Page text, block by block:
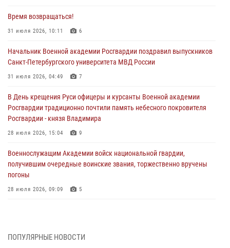
Время возвращаться!
31 июля 2026, 10:11 6
Начальник Военной академии Росгвардии поздравил выпускников
Санкт-Петербургского университета МВД России
31 июля 2026, 04:49 7
В День крещения Руси офицеры и курсанты Военной академии
Росгвардии традиционно почтили память небесного покровителя
Росгвардии - князя Владимира
28 июля 2026, 15:04 9
Военнослужащим Академии войск национальной гвардии,
получившим очередные воинские звания, торжественно вручены
погоны
28 июля 2026, 09:09 5
27 июля 2026, 14:49 7
ПОПУЛЯРНЫЕ НОВОСТИ